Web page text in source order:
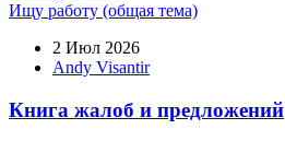
Ищу работу (общая тема)
2 Июл 2026
Andy Visantir
Книга жалоб и предложений